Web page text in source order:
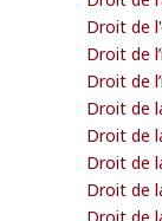
Droit de
Droit de
Droit de
Droit de
Droit de
Droit de
Droit de